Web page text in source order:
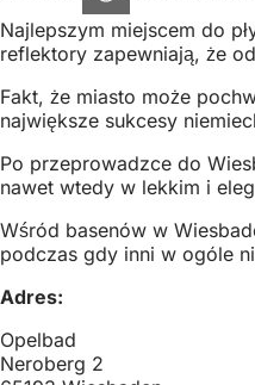
Najlepszym miejscem do
reflektory zapewniają, że
Fakt, że miasto może
największe sukcesy
Po przeprowadzce do
nawet wtedy w lekkim i
Wśród basenów w
podczas gdy inni w ogóle
Adres:
Opelbad
Neroberg 2